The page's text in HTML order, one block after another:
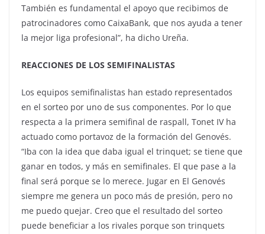
También es fundamental el apoyo que recibimos de
patrocinadores como CaixaBank, que nos ayuda a tener
la mejor liga profesional”, ha dicho Ureña.
REACCIONES DE LOS SEMIFINALISTAS
Los equipos semifinalistas han estado representados
en el sorteo por uno de sus componentes. Por lo que
respecta a la primera semifinal de raspall, Tonet IV ha
actuado como portavoz de la formación del Genovés.
“Iba con la idea que daba igual el trinquet; se tiene que
ganar en todos, y más en semifinales. El que pase a la
final será porque se lo merece. Jugar en El Genovés
siempre me genera un poco más de presión, pero no
me puedo quejar. Creo que el resultado del sorteo
puede beneficiar a los rivales porque son trinquets